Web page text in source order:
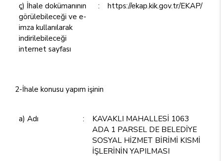
ç) İhale dokümanının
görülebileceği ve e-
imza kullanılarak
indirilebileceği
internet sayfası
: https://ekap.kik.gov.tr/EKAP/
2-İhale konusu yapım işinin
a) Adı :
KAVAKLI MAHALLESİ 1063
ADA 1 PARSEL DE BELEDİYE
SOSYAL HİZMET BİRİMİ KISMİ
İŞLERİNİN YAPILMASI